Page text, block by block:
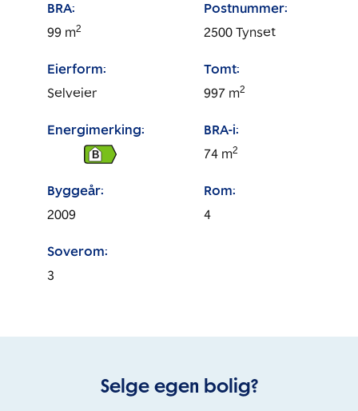
BRA:
99 m2
Postnummer:
2500 Tynset
Eierform:
Selveier
Tomt:
997 m2
Energimerking:
B
BRA-i:
74 m2
Byggeår:
2009
Rom:
4
Soverom:
3
Selge egen bolig?